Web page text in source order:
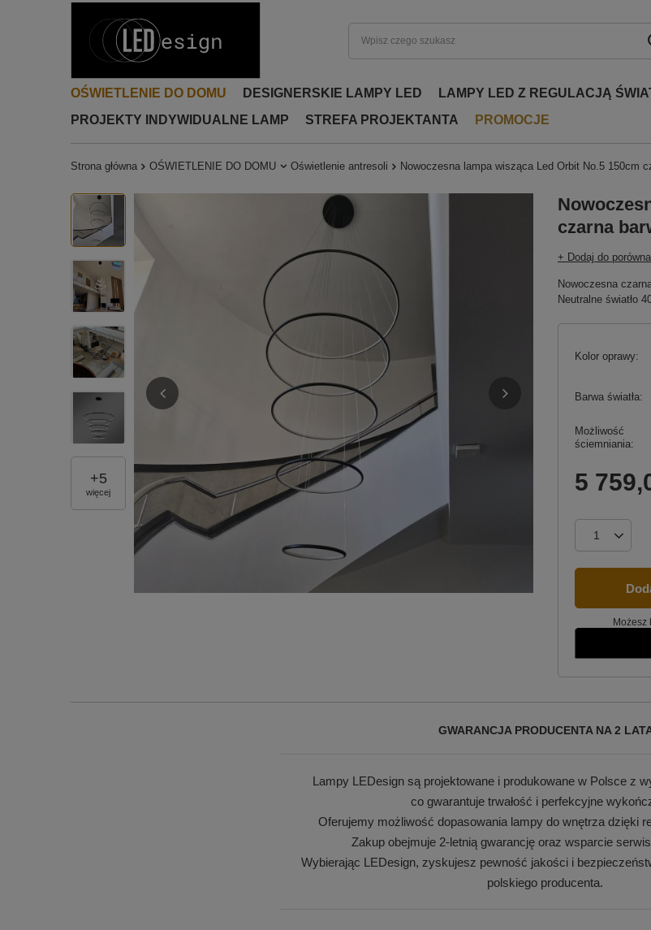
OŚWIETLENIE DO DOMU DESIGNERSKIE LAMPY LED LAMPY LED Z REGULACJĄ
PROJEKTY INDYWIDUALNE LAMP
STREFA PROJEKTANTA PROMOCJE
Strona główna OŚWIETLENIE DO DOMU Oświetlenie antresoli Nowoczesna lampa wisząca Led Orbit No.5 150cm
+5
więcej
czarna
+ Dodaj do
Nowoczesna
Neutralne światło
Kolor oprawy
Barwa światła
Możliwość
ściemniania
5
Możesz
GWARANCJA PRODUCENTA NA 2
Lampy LEDesign są projektowane i produkowane w Polsce z
co gwarantuje trwałość i perfekcyjne
Oferujemy możliwość dopasowania lampy do wnętrza dzięki
Zakup obejmuje 2-letnią gwarancję oraz wsparcie
Wybierając LEDesign, zyskujesz pewność jakości i
polskiego producenta.